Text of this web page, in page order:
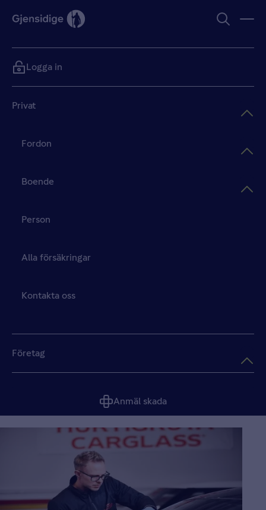
Privat
Fordon
Boende
Person
Alla försäkringar
Kontakta oss
Företag
Anmäl skada
Logga in